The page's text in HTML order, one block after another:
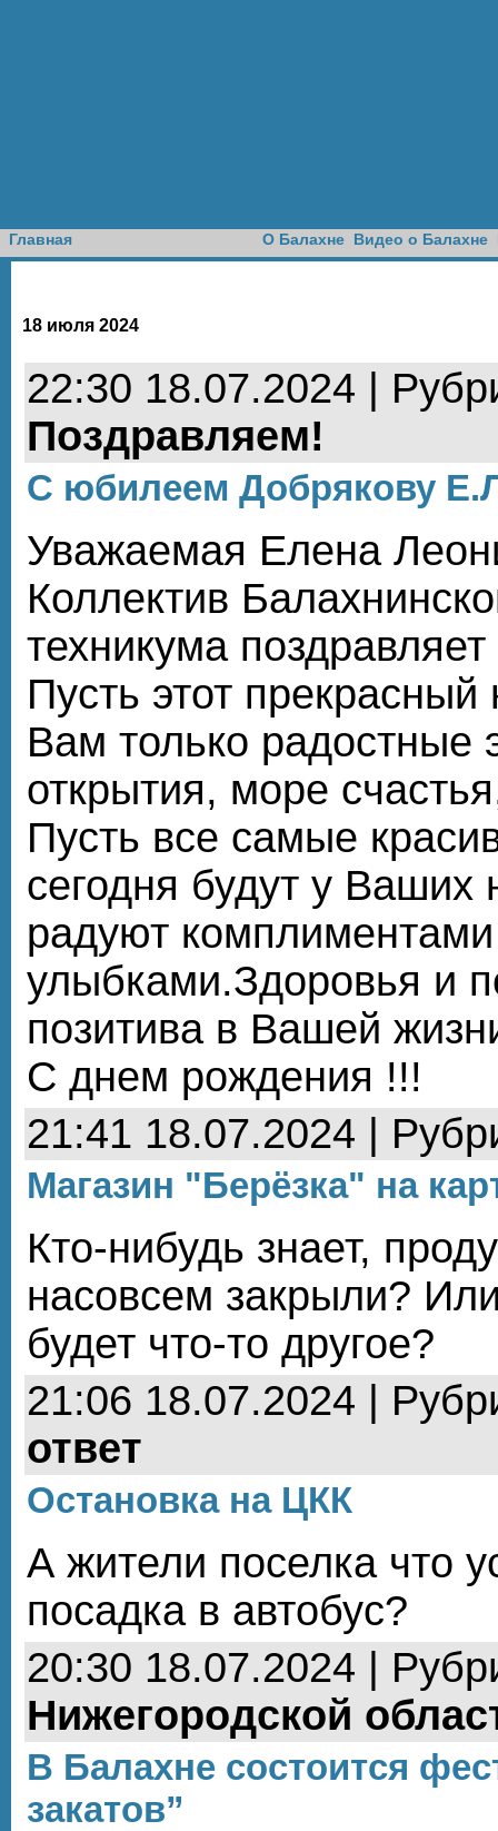
Главная О Балахне Видео о Балахне
18 июля 2024
22:30 18.07.2024 |
Поздравляем!
С юбилеем Добрякову
Уважаемая Елена
Коллектив
техникума
Пусть этот
Вам только радостные
открытия, море
Пусть все самые
сегодня будут у Ваших
радуют
улыбками.Здоровья и
позитива в Вашей
С днем рождения !!!
21:41 18.07.2024 |
Магазин "Берёзка" на
Кто-нибудь знает,
насовсем закрыли?
будет что-то другое?
21:06 18.07.2024 |
ответ
Остановка на ЦКК
А жители поселка что
посадка в автобус?
20:30 18.07.2024 |
Нижегородской
В Балахне состоится
закатов”